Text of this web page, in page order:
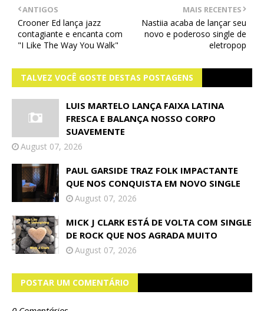
MAIS RECENTES
Nastiia acaba de lançar seu
novo e poderoso single de
eletropop
ANTIGOS
Crooner Ed lança jazz
contagiante e encanta com
"I Like The Way You Walk"
TALVEZ VOCÊ GOSTE DESTAS POSTAGENS
LUIS MARTELO LANÇA FAIXA LATINA
FRESCA E BALANÇA NOSSO CORPO
SUAVEMENTE
August 07, 2026
PAUL GARSIDE TRAZ FOLK IMPACTANTE
QUE NOS CONQUISTA EM NOVO SINGLE
August 07, 2026
MICK J CLARK ESTÁ DE VOLTA COM SINGLE
DE ROCK QUE NOS AGRADA MUITO
August 07, 2026
POSTAR UM COMENTÁRIO